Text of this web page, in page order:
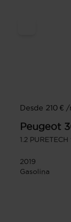
Desde 210 € /
Peugeot
1.2
2019
Gasolina